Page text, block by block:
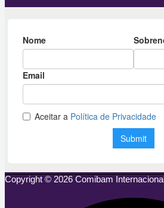
Copyright © 2026 Comibam Internacional